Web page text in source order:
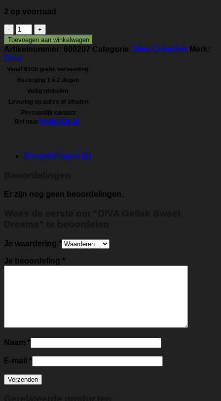
2 op voorraad
DIVA
Gellak
Sweet
Dreams
aantal
Toevoegen aan winkelwagen
Artikelnummer: 600207 Categorie: Diva Gelpolish Merk:
Diva
Vanaf €100 gratis verzending
Bezorging 1 á 2 dagen
Veilig winkelen
Levering op adres of afhalen
Persoonlijk contact
Bel naar 06 484 024 18
Beoordelingen (0)
Er zijn nog geen beoordelingen.
Je waardering *
Je beoordeling *
Naam *
E-mail *